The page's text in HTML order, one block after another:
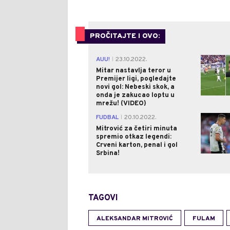
PROČITAJTE I OVO:
AUU!
23.10.2022.
Mitar nastavlja teror u
Premijer ligi, pogledajte
novi gol: Nebeski skok, a
onda je zakucao loptu u
mrežu! (VIDEO)
FUDBAL
20.10.2022.
Mitrović za četiri minuta
spremio otkaz legendi:
Crveni karton, penal i gol
Srbina!
TAGOVI
ALEKSANDAR MITROVIĆ FULAM